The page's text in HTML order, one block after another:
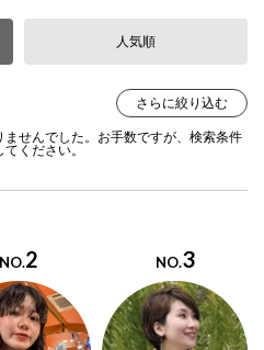
人気順
さらに絞り込む
せんでした。お手数ですが、検索条件
ください。
NO.2 NO.3